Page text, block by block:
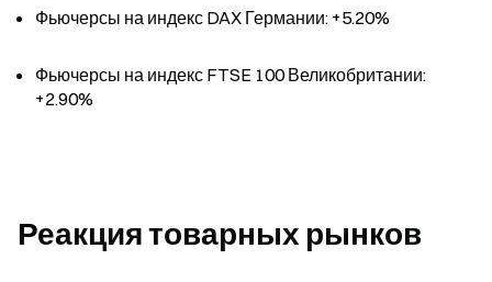
Фьючерсы на индекс DAX Германии: +5.20%
Фьючерсы на индекс FTSE 100 Великобритании:
+2.90%
Реакция товарных рынков